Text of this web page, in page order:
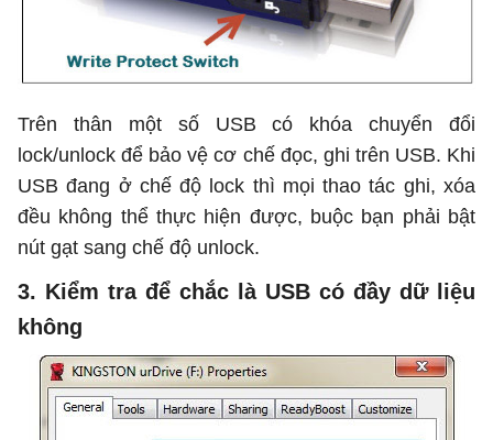
Trên thân một số USB có khóa chuyển đổi
lock/unlock để bảo vệ cơ chế đọc, ghi trên USB. Khi
USB đang ở chế độ lock thì mọi thao tác ghi, xóa
đều không thể thực hiện được, buộc bạn phải bật
nút gạt sang chế độ unlock.
3. Kiểm tra để chắc là USB có đầy dữ liệu
không